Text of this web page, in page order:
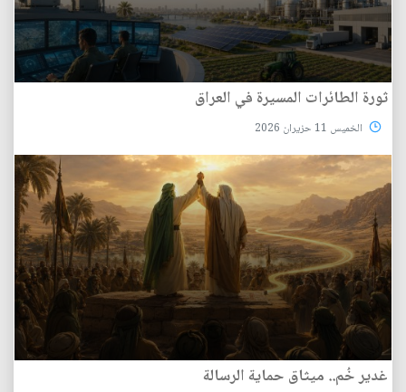
ثورة الطائرات المسيرة في العراق
الخميس 11 حزيران 2026
غدير خُم.. ميثاق حماية الرسالة